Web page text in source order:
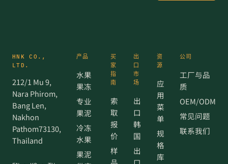
HNK CO.,
LTD.
212/1 Mu 9,
Nara Phirom,
Bang Len,
Nakhon
Pathom73130,
Thailand
产品
水果
果冻
专业
果泥
冷冻
水果
果泥
买
家
指
南
索
取
报
价
样
出
口
市
场
出
口
韩
国
出
资
源
应
用
菜
单
规
格
库
公司
工厂与品
质
OEM/ODM
常见问题
联系我们